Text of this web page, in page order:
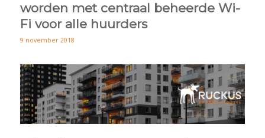
worden met centraal beheerde Wi-
Fi voor alle huurders
9 november 2018